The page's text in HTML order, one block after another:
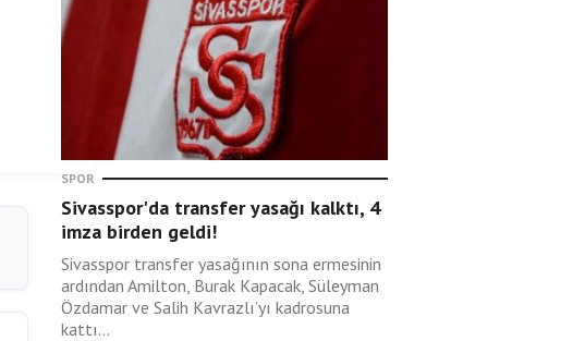
SPOR
Sivasspor'da transfer yasağı kalktı, 4
imza birden geldi!
Sivasspor transfer yasağının sona ermesinin
ardından Amilton, Burak Kapacak, Süleyman
Özdamar ve Salih Kavrazlı’yı kadrosuna
kattı...